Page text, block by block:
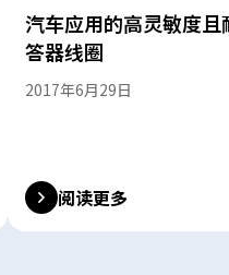
汽车应用的高灵敏度且
答器线圈
2017年6月29日
阅读更多